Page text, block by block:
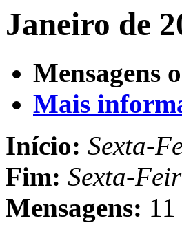
Janeiro de
Mensagens
Mais
Início: Sexta-
Fim: Sexta-
Mensagens: 11